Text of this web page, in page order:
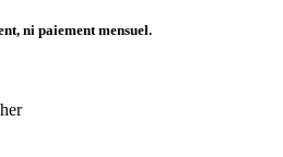
ni paiement mensuel.